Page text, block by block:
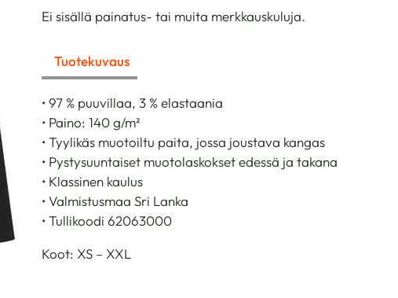
Ei sisällä painatus- tai muita merkkauskuluja.
Tuotekuvaus
• 97 % puuvillaa, 3 % elastaania
• Paino: 140 g/m²
• Tyylikäs muotoiltu paita, jossa joustava kangas
• Pystysuuntaiset muotolaskokset edessä ja takana
• Klassinen kaulus
• Valmistusmaa Sri Lanka
• Tullikoodi 62063000
Koot: XS – XXL